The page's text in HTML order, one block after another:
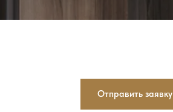
Отправить заявку